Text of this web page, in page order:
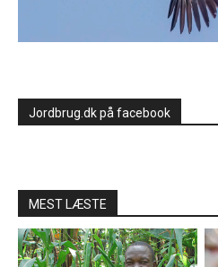
Jordbrug.dk på facebook
MEST LÆSTE